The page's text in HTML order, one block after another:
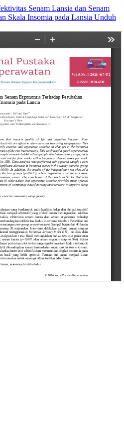
Senam Lansia dan Senam
Skala Insomia pada Lansia Unduh